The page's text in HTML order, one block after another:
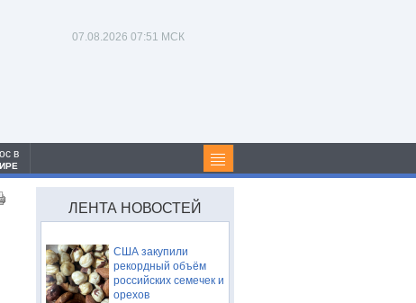
07.08.2026 07:51 МСК
в
ЛЕНТА НОВОСТЕЙ
США закупили
рекордный объём
российских семечек и
орехов